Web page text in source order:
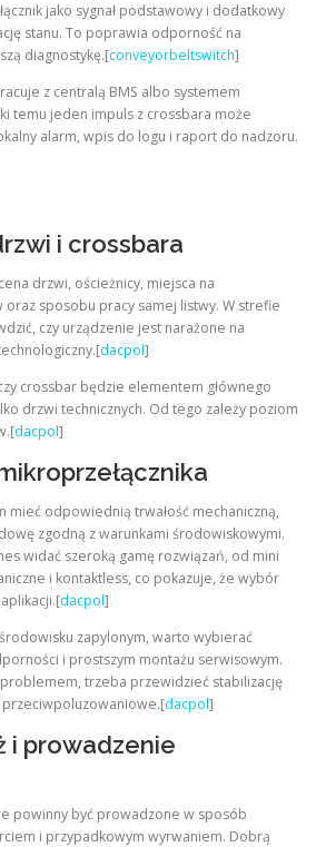
jako sygnał podstawowy i dodatkowy
stanu. To poprawia odporność na
diagnostykę.[conveyorbeltswitch]
z centralą BMS albo systemem
temu jeden impuls z crossbara może
alarm, wpis do logu i raport do nadzoru.
i crossbara
drzwi, ościeżnicy, miejsca na
sposobu pracy samej listwy. W strefie
czy urządzenie jest narażone na
dacpol]
crossbar będzie elementem głównego
drzwi technicznych. Od tego zależy poziom
dacpol]
mieć odpowiednią trwałość mechaniczną,
zgodną z warunkami środowiskowymi.
widać szeroką gamę rozwiązań, od mini
i kontaktless, co pokazuje, że wybór
dacpol]
zapylonym, warto wybierać
i prostszym montażu serwisowym.
trzeba przewidzieć stabilizację
dacpol]
i prowadzenie
powinny być prowadzone w sposób
i przypadkowym wyrwaniem. Dobrą